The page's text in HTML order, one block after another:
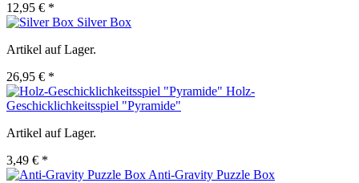
12,95 € *
Silver Box
Artikel auf Lager.
26,95 € *
Holz-
Geschicklichkeitsspiel "Pyramide"
Artikel auf Lager.
3,49 € *
Anti-Gravity Puzzle Box